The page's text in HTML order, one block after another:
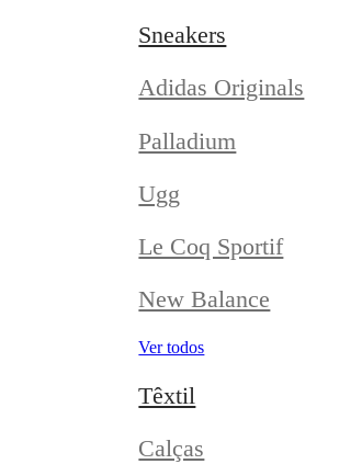
Sneakers
Adidas Originals
Palladium
Ugg
Le Coq Sportif
New Balance
Ver todos
Têxtil
Calças